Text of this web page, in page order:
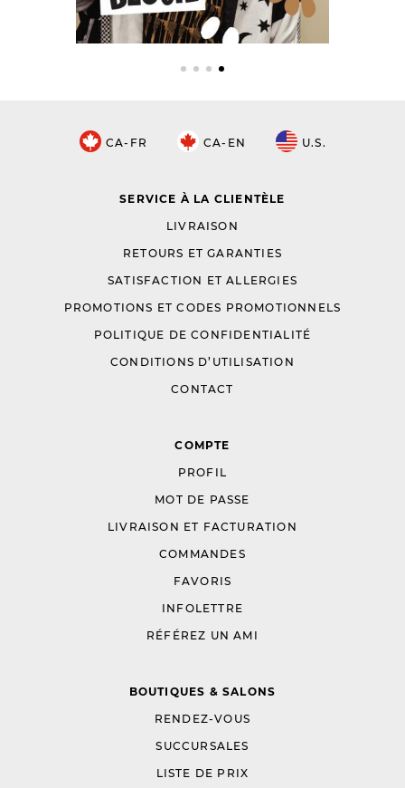
CA-FR CA-EN U.S.
SERVICE À LA CLIENTÈLE
LIVRAISON
RETOURS ET GARANTIES
SATISFACTION ET ALLERGIES
PROMOTIONS ET CODES PROMOTIONNELS
POLITIQUE DE CONFIDENTIALITÉ
CONDITIONS D’UTILISATION
CONTACT
COMPTE
PROFIL
MOT DE PASSE
LIVRAISON ET FACTURATION
COMMANDES
FAVORIS
INFOLETTRE
RÉFÉREZ UN AMI
BOUTIQUES & SALONS
RENDEZ-VOUS
SUCCURSALES
LISTE DE PRIX